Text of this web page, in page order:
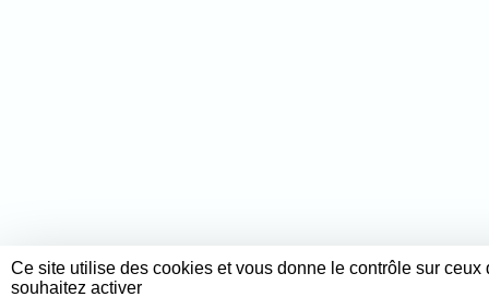
Ce site utilise des cookies et vous donne le contrôle sur ceux
souhaitez activer